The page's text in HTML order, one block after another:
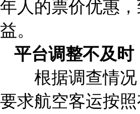
年人的票价优惠
益。
平台调整不及时
根据调查情况
要求航空客运按